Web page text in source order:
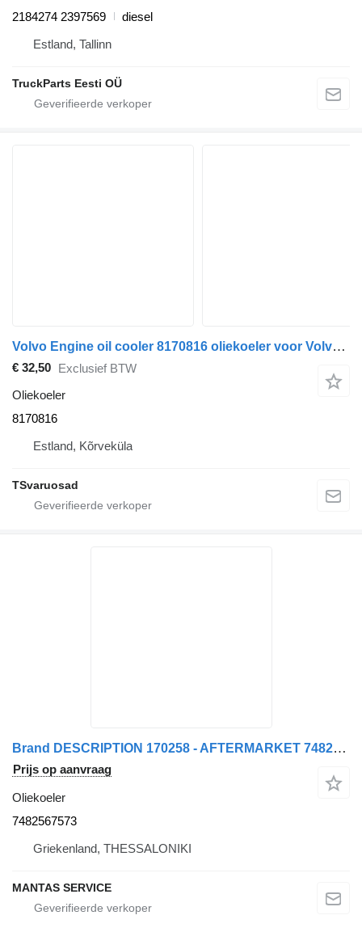
2184274 2397569
diesel
Estland, Tallinn
TruckParts Eesti OÜ
Volvo Engine oil cooler 8170816 oliekoeler voor Volvo FH12 trekker
€ 32,50 Exclusief BTW
Oliekoeler
8170816
Estland, Kõrveküla
TSvaruosad
Brand DESCRIPTION 170258 - AFTERMARKET 7482567573 oliekoeler voor trekker
Prijs op aanvraag
Oliekoeler
7482567573
Griekenland, THESSALONIKI
MANTAS SERVICE